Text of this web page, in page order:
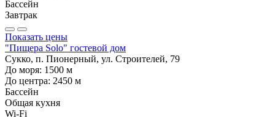
Бассейн
Завтрак
Показать цены
"Пищера Solo" гостевой дом
Сукко, п. Пионерный, ул. Строителей, 79
До моря: 1500 м
До центра: 2450 м
Бассейн
Общая кухня
Wi-Fi